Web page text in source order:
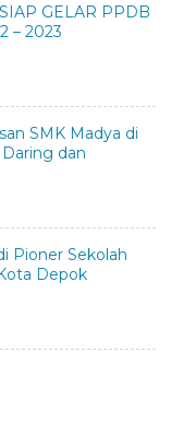
GELAR PPDB
– 2023
SMK Madya di
dan
Pioner Sekolah
Depok